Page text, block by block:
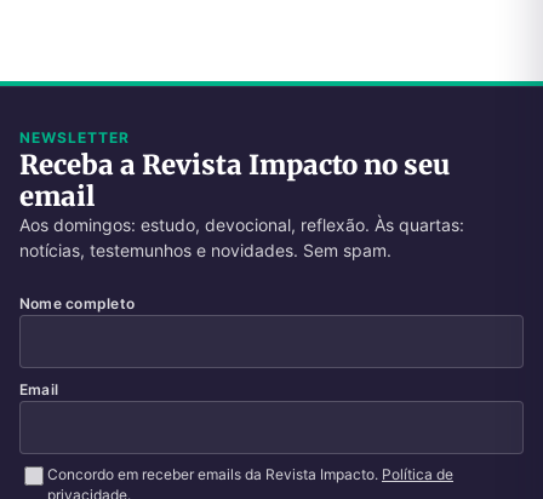
NEWSLETTER
Receba a Revista Impacto no seu
email
Aos domingos: estudo, devocional, reflexão. Às quartas:
notícias, testemunhos e novidades. Sem spam.
Nome completo
Email
Concordo em receber emails da Revista Impacto. Política de
privacidade.